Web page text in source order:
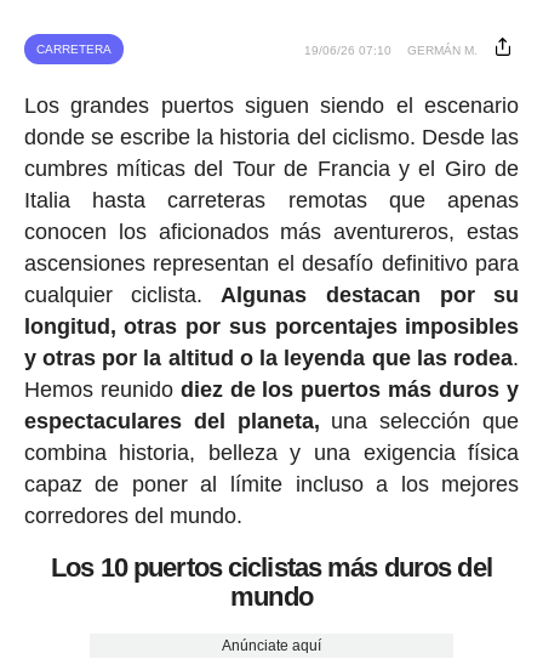
CARRETERA 19/06/26 07:10 GERMÁN M.
Los grandes puertos siguen siendo el escenario
donde se escribe la historia del ciclismo. Desde las
cumbres míticas del Tour de Francia y el Giro de
Italia hasta carreteras remotas que apenas
conocen los aficionados más aventureros, estas
ascensiones representan el desafío definitivo para
cualquier ciclista. Algunas destacan por su
longitud, otras por sus porcentajes imposibles
y otras por la altitud o la leyenda que las rodea.
Hemos reunido diez de los puertos más duros y
espectaculares del planeta, una selección que
combina historia, belleza y una exigencia física
capaz de poner al límite incluso a los mejores
corredores del mundo.
Los 10 puertos ciclistas más duros del
mundo
Anúnciate aquí